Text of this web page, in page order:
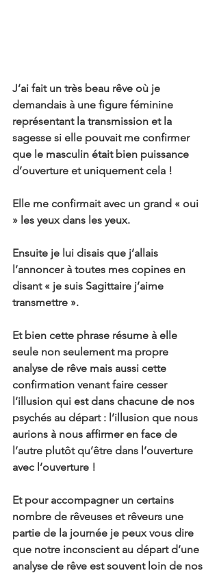
J’ai fait un très beau rêve où je
demandais à une figure féminine
représentant la transmission et la
sagesse si elle pouvait me confirmer
que le masculin était bien puissance
d’ouverture et uniquement cela !
Elle me confirmait avec un grand « oui
» les yeux dans les yeux.
Ensuite je lui disais que j’allais
l’annoncer à toutes mes copines en
disant « je suis Sagittaire j’aime
transmettre ».
Et bien cette phrase résume à elle
seule non seulement ma propre
analyse de rêve mais aussi cette
confirmation venant faire cesser
l’illusion qui est dans chacune de nos
psychés au départ : l’illusion que nous
aurions à nous affirmer en face de
l’autre plutôt qu’être dans l’ouverture
avec l’ouverture !
Et pour accompagner un certains
nombre de rêveuses et rêveurs une
partie de la journée je peux vous dire
que notre inconscient au départ d’une
analyse de rêve est souvent loin de nos